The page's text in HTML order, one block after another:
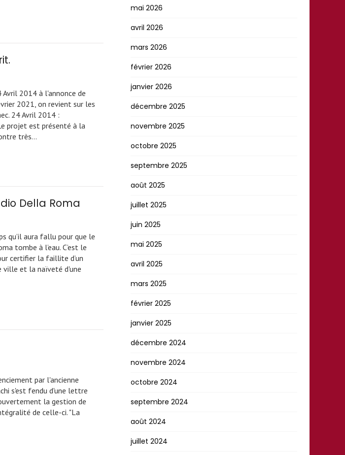
2014 à l'annonce de
2021, on revient sur les
24 Avril 2014 :
projet est présenté à la
très…
Della Roma
qu’il aura fallu pour que le
tombe à l’eau. C’est le
certifier la faillite d’un
ville et la naïveté d'une
par l'ancienne
s'est fendu d'une lettre
la gestion de
de celle-ci. "La
mai 2026
avril 2026
mars 2026
février 2026
janvier 2026
décembre 2025
novembre 2025
octobre 2025
septembre 2025
août 2025
juillet 2025
juin 2025
mai 2025
avril 2025
mars 2025
février 2025
janvier 2025
décembre 2024
novembre 2024
octobre 2024
septembre 2024
août 2024
juillet 2024